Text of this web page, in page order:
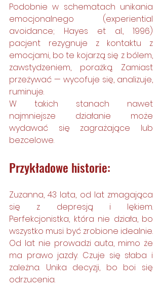
Podobnie w schematach unikania
emocjonalnego (experiential
avoidance; Hayes et al., 1996)
pacjent rezygnuje z kontaktu z
emocjami, bo te kojarzą się z bólem,
zawstydzeniem, porażką. Zamiast
przeżywać — wycofuje się, analizuje,
ruminuje.
W takich stanach nawet
najmniejsze działanie może
wydawać się zagrażające lub
bezcelowe.
Przykładowe historie:
Zuzanna, 43 lata, od lat zmagająca
się z depresją i lękiem.
Perfekcjonistka, która nie działa, bo
wszystko musi być zrobione idealnie.
Od lat nie prowadzi auta, mimo że
ma prawo jazdy. Czuje się słaba i
zależna. Unika decyzji, bo boi się
odrzucenia.